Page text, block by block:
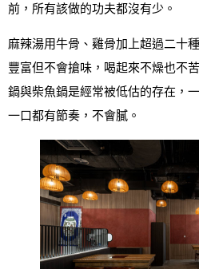
前，所有該做的功夫都沒有少。
麻辣湯用牛骨、雞骨加上超過二十
豐富但不會搶味，喝起來不燥也不
鍋與柴魚鍋是經常被低估的存在，
一口都有節奏，不會膩。